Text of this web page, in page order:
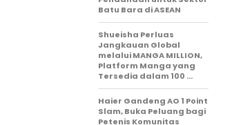
Batu Bara di ASEAN
Shueisha Perluas
Jangkauan Global
melalui MANGA MILLION,
Platform Manga yang
Tersedia dalam 100 …
Haier Gandeng AO 1 Point
Slam, Buka Peluang bagi
Petenis Komunitas